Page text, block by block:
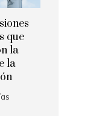
que
la
la